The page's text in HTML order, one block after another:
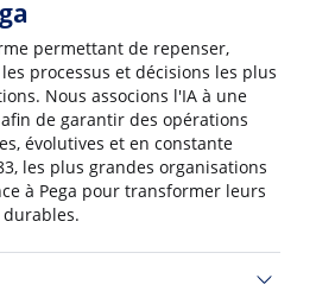
permettant de repenser,
processus et décisions les plus
Nous associons l'IA à une
de garantir des opérations
évolutives et en constante
les plus grandes organisations
à Pega pour transformer leurs